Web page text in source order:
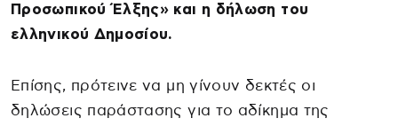
Προσωπικού Έλξης» και η δήλωση του
ελληνικού Δημοσίου.
Επίσης, πρότεινε να μη γίνουν δεκτές οι
δηλώσεις παράστασης για το αδίκημα της